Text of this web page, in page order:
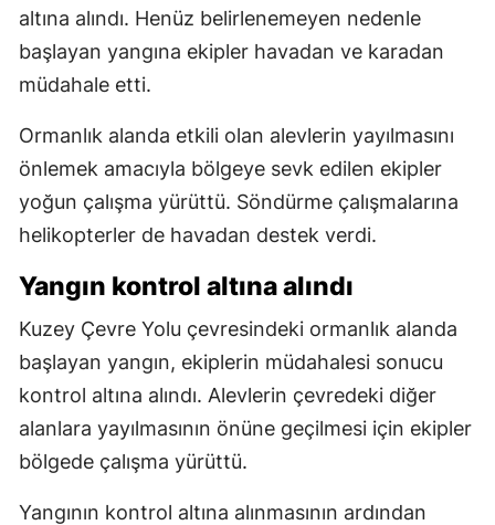
altına alındı. Henüz belirlenemeyen nedenle
başlayan yangına ekipler havadan ve karadan
müdahale etti.
Ormanlık alanda etkili olan alevlerin yayılmasını
önlemek amacıyla bölgeye sevk edilen ekipler
yoğun çalışma yürüttü. Söndürme çalışmalarına
helikopterler de havadan destek verdi.
Yangın kontrol altına alındı
Kuzey Çevre Yolu çevresindeki ormanlık alanda
başlayan yangın, ekiplerin müdahalesi sonucu
kontrol altına alındı. Alevlerin çevredeki diğer
alanlara yayılmasının önüne geçilmesi için ekipler
bölgede çalışma yürüttü.
Yangının kontrol altına alınmasının ardından